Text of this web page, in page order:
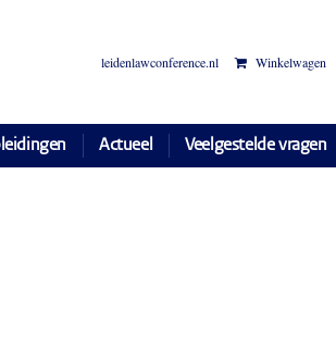
leidenlawconference.nl Winkelwagen
Actueel Veelgestelde vragen